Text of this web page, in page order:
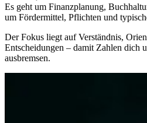
Es geht um Finanzplanung,
um Fördermittel, Pflichten und
Der Fokus liegt auf Verständnis,
Entscheidungen – damit Zahlen dich
ausbremsen.